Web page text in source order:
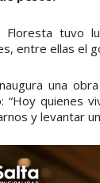
Floresta tuvo
entre ellas el
una
“Hoy quienes
y levantar